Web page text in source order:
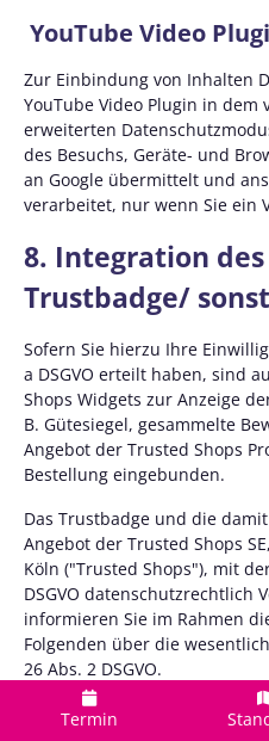
YouTube Video
Zur Einbindung von Inhalten
YouTube Video Plugin in dem
erweiterten
des Besuchs, Geräte- und
an Google übermittelt und
verarbeitet, nur wenn Sie ein
8. Integration
Trustbadge/
Sofern Sie hierzu Ihre
a DSGVO erteilt haben, sind
Shops Widgets zur Anzeige
B. Gütesiegel, gesammelte
Angebot der Trusted Shops
Bestellung eingebunden.
Das Trustbadge und die
Angebot der Trusted Shops
Köln ("Trusted Shops"), mit
DSGVO datenschutzrechtlich
informieren Sie im Rahmen
Folgenden über die
26 Abs. 2 DSGVO.
Im Rahmen der zwischen
Termin